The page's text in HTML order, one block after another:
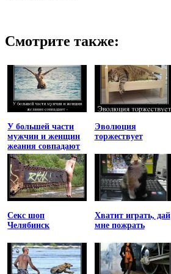
Смотрите также:
У большей части
мужчин и женщин
жеания совпадают
Эволюция
торжествует
Секс шоп
Челябинск
Хватит играть, дай
мне пожрать